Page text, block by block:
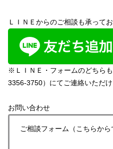
ＬＩＮＥからのご相談も承ってお
※ＬＩＮＥ・フォームのどちら
3356-3750）にてご連絡いただけ
お問い合わせ
ご相談フォーム（こちらから